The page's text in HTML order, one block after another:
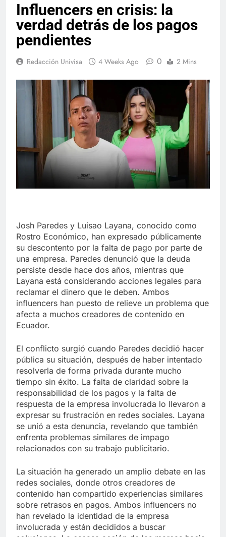
Influencers en crisis: la
verdad detrás de los pagos
pendientes
Redacción Univisa 4 Weeks Ago 0 2 Mins
Josh Paredes y Luisao Layana, conocido como
Rostro Económico, han expresado públicamente
su descontento por la falta de pago por parte de
una empresa. Paredes denunció que la deuda
persiste desde hace dos años, mientras que
Layana está considerando acciones legales para
reclamar el dinero que le deben. Ambos
influencers han puesto de relieve un problema que
afecta a muchos creadores de contenido en
Ecuador.
El conflicto surgió cuando Paredes decidió hacer
pública su situación, después de haber intentado
resolverla de forma privada durante mucho
tiempo sin éxito. La falta de claridad sobre la
responsabilidad de los pagos y la falta de
respuesta de la empresa involucrada lo llevaron a
expresar su frustración en redes sociales. Layana
se unió a esta denuncia, revelando que también
enfrenta problemas similares de impago
relacionados con su trabajo publicitario.
La situación ha generado un amplio debate en las
redes sociales, donde otros creadores de
contenido han compartido experiencias similares
sobre retrasos en pagos. Ambos influencers no
han revelado la identidad de la empresa
involucrada y están decididos a buscar